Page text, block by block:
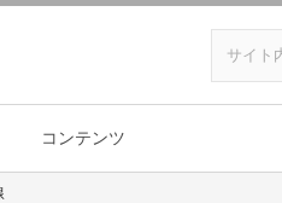
コンテンツ